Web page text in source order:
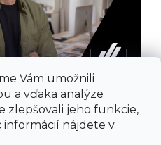
Vám umožnili
a vďaka analýze
zlepšovali jeho funkcie,
informácií nájdete v